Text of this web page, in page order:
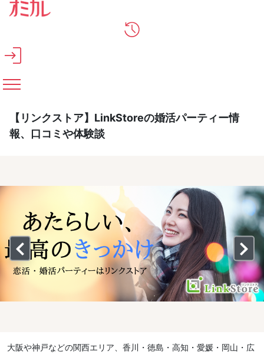
メインコンテンツへスキップ
【リンクストア】LinkStoreの婚活パーティー情
報、口コミや体験談
大阪や神戸などの関西エリア、香川・徳島・高知・愛媛・岡山・広